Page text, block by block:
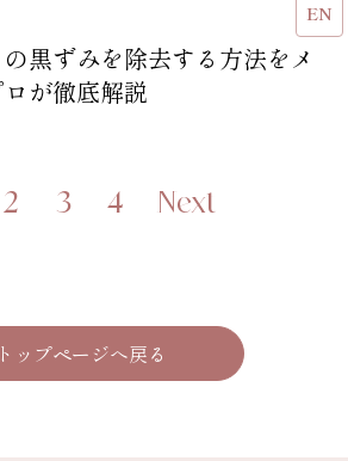
EN
黒ずみを除去する方法をメ
が徹底解説
2 3 4 Next
トップページへ戻る